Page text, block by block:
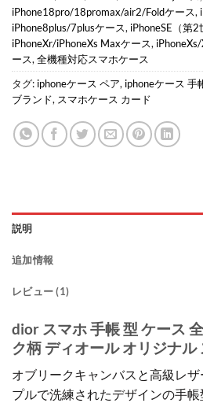
iPhone18pro/18promax/air2/Foldケース,
iPhone8plus/7plusケース, iPhoneSE（第2
iPhoneXr/iPhoneXs Maxケース,
ース, 全機種対応スマホケース
タグ: iphoneケース ペア, iphoneケース 手
ブランド, スマホケース カード
説明
追加情報
レビュー (1)
dior スマホ 手帳 型 ケース
ク柄 ディオール オリジナル
オブリークキャンバスと高級レ
プルで洗練されたデザインの手